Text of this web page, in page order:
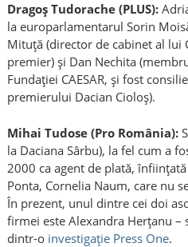
Dragoș Tudorache (PLUS):
la europarlamentarul Sorin
Mituță (director de cabinet al lui
premier) și Dan Nechita
Fundației CAESAR, și fost
premierului Dacian Cioloș).
Mihai Tudose (Pro România):
la Daciana Sârbu), la fel cum a
2000 ca agent de plată,
Ponta, Cornelia Naum, care nu
În prezent, unul dintre cei doi
firmei este Alexandra Herțanu –
dintr-o investigație Press One.